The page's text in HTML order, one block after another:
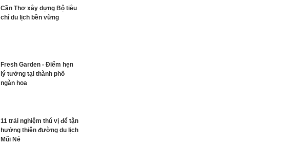
Cần Thơ xây dựng Bộ tiêu
chí du lịch bền vững
Fresh Garden - Điểm hẹn
lý tưởng tại thành phố
ngàn hoa
11 trải nghiệm thú vị để tận
hưởng thiên đường du lịch
Mũi Né